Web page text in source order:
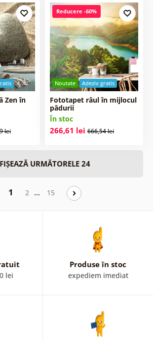
Zen în
lei
Noutate Adeziv gratis
Reducere -60%
Fototapet râul în mijlocul
pădurii
În stoc
266,61 lei 666,54 lei
URMĂTORELE 24
1 2 … 15
lei
Produse în stoc
expediem imediat